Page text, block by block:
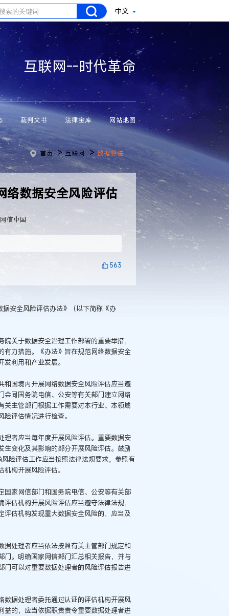
中文
互联网--时代革命
裁判文书 法律宝库 网站地图
首页 >互联网 >数据算法
络数据安全风险评估
信中国
563
安全风险评估办法》（以下简称《办
关于数据安全治理工作部署的重要举措，
有力措施。《办法》旨在规范网络数据安全
利用和产业发展。
和国境内开展网络数据安全风险评估应当遵
同国务院电信、公安等有关部门建立网络
主管部门根据工作需要对本行业、本领域
评估情况进行检查。
理者应当每年度开展风险评估。重要数据安
变化及其影响的部分开展风险评估。鼓励
险评估工作应当按照法律法规要求，参照有
构开展风险评估。
国家网信部门和国务院电信、公安等有关部
估机构开展风险评估应当遵守法律法规，
估机构发现重大数据安全风险的，应当及
处理者应当依法按照有关主管部门规定和
门。明确国家网信部门汇总相关报告，并与
门可以对重要数据处理者的风险评估报告进
数据处理者委托通过认证的评估机构开展风
益的，应当依据职责责令重要数据处理者进